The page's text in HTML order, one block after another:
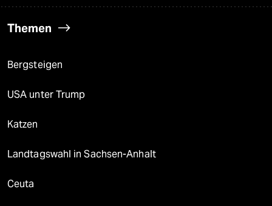
Themen
Bergsteigen
USA unter Trump
Katzen
Landtagswahl in Sachsen-Anhalt
Ceuta